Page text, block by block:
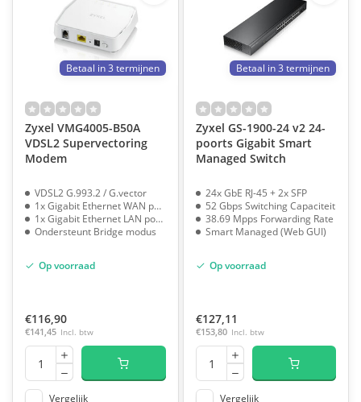
Betaal in 3 termijnen
Zyxel VMG4005-B50A
VDSL2 Supervectoring
Modem
VDSL2 G.993.2 / G.vector
1x Gigabit Ethernet WAN poort
1x Gigabit Ethernet LAN poort
Ondersteunt Bridge modus
Op voorraad
€116,90
€141,45 Incl. btw
Vergelijk
Betaal in 3 termijnen
Zyxel GS-1900-24 v2 24-
poorts Gigabit Smart
Managed Switch
24x GbE RJ-45 + 2x SFP
52 Gbps Switching Capaciteit
38.69 Mpps Forwarding Rate
Smart Managed (Web GUI)
Op voorraad
€127,11
€153,80 Incl. btw
Vergelijk